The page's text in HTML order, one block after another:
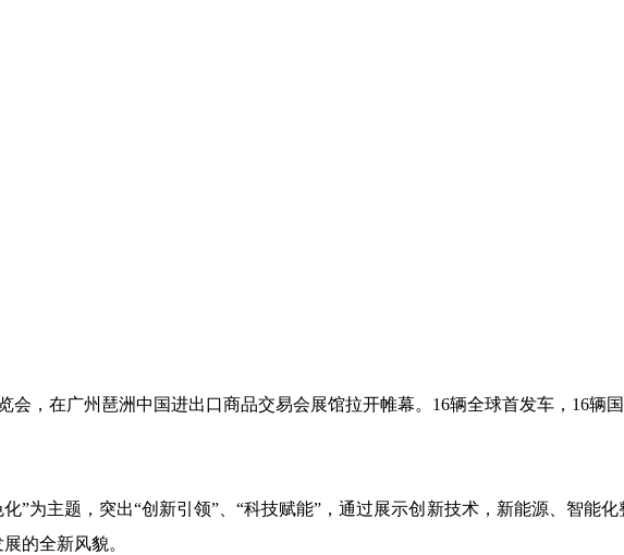
会，在广州琶洲中国进出口商品交易会展馆拉开帷幕。16辆全球首发车，16
”为主题，突出“创新引领”、“科技赋能”，通过展示创新技术，新能源、智能
的全新风貌。